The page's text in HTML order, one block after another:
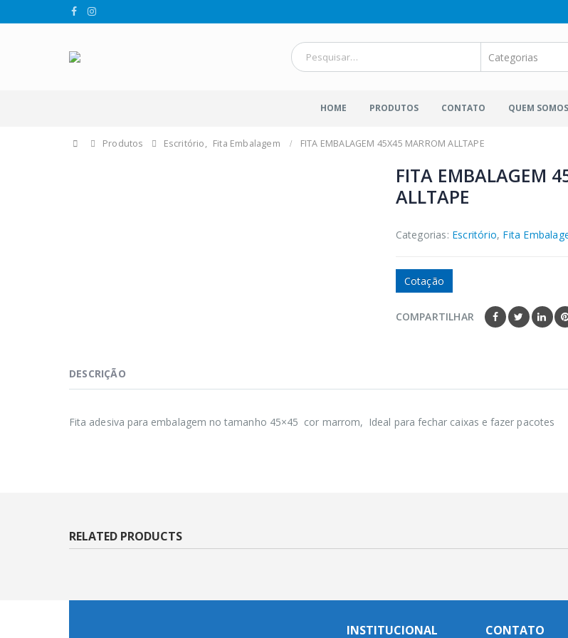
HOME PRODUTOS CONTATO QUEM SOMOS
Produtos Escritório, Fita Embalagem FITA EMBALAGEM 45X45 MARROM ALLTAPE
FITA EMBALAGEM
ALLTAPE
Categorias: Escritório, Fita
Cotação
COMPARTILHAR
DESCRIÇÃO
Fita adesiva para embalagem no tamanho 45×45 cor marrom, Ideal para fechar caixas e fazer pacotes
RELATED PRODUCTS
INSTITUCIONAL CONTATO